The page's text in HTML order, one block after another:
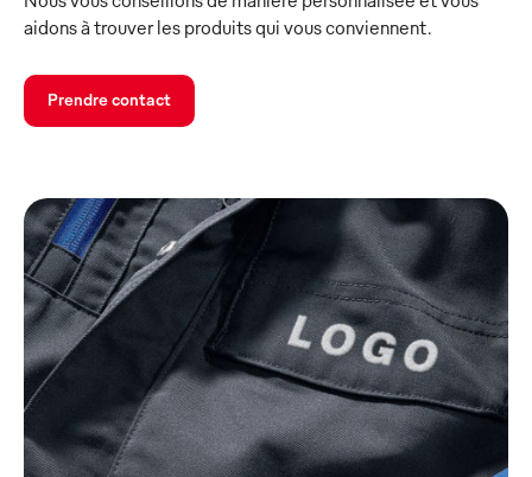
aidons à trouver les produits qui vous conviennent.
Prendre contact